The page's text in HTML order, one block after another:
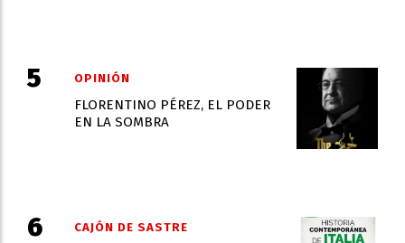
FLORENTINO PÉREZ, EL PODER
EN LA SOMBRA
OPINIÓN
CAJÓN DE SASTRE